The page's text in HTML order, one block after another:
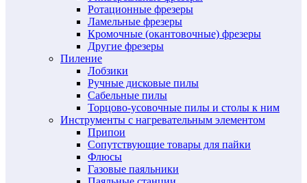
Ротационные фрезеры
Ламельные фрезеры
Кромочные (окантовочные) фрезеры
Другие фрезеры
Пиление
Лобзики
Ручные дисковые пилы
Сабельные пилы
Торцово-усовочные пилы и столы к ним
Инструменты с нагревательным элементом
Припои
Сопутствующие товары для пайки
Флюсы
Газовые паяльники